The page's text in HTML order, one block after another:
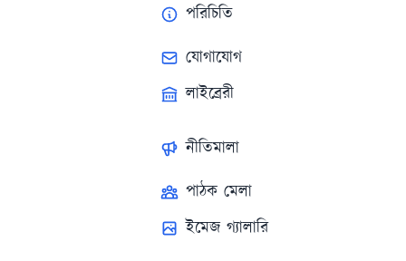
পরিচিতি
যোগাযোগ
লাইব্রেরী
নীতিমালা
পাঠক মেলা
ইমেজ গ্যালারি